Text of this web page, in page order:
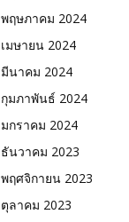
พฤษภาคม 2024
เมษายน 2024
มีนาคม 2024
กุมภาพันธ์ 2024
มกราคม 2024
ธันวาคม 2023
พฤศจิกายน 2023
ตุลาคม 2023